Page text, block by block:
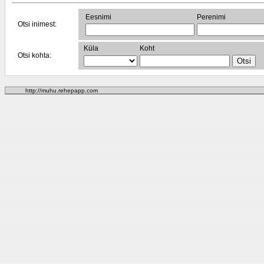
Otsi inimest:
Eesnimi Perenimi
Otsi kohta:
Küla Koht
http://muhu.rehepapp.com